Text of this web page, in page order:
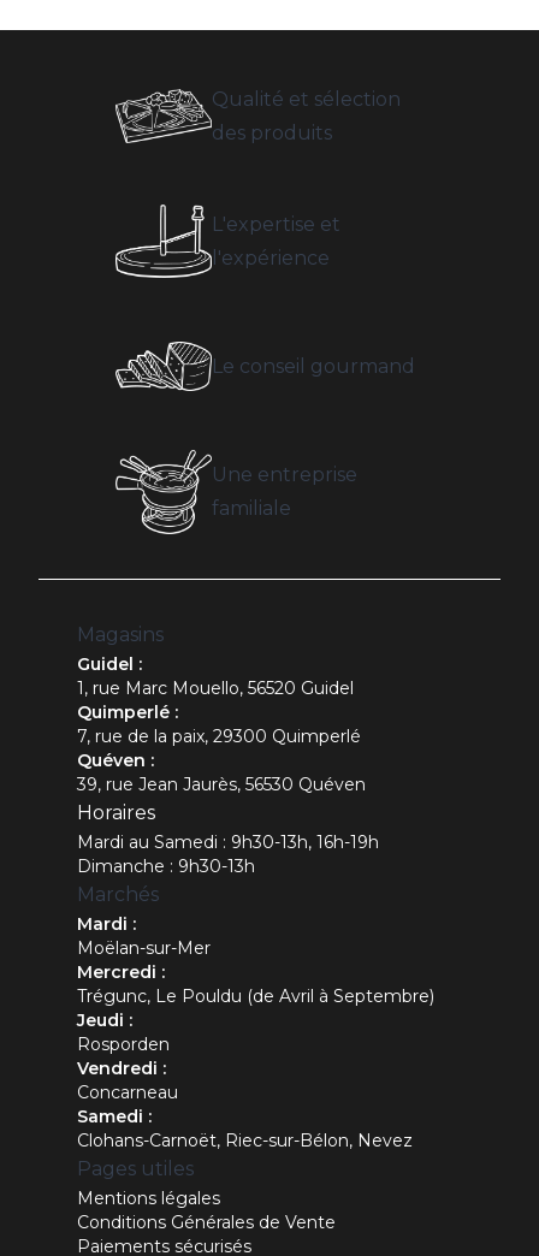
Qualité et sélection
des produits
L'expertise et
l'expérience
Le conseil gourmand
Une entreprise
familiale
Magasins
Guidel :
1, rue Marc Mouello, 56520 Guidel
Quimperlé :
7, rue de la paix, 29300 Quimperlé
Quéven :
39, rue Jean Jaurès, 56530 Quéven
Horaires
Mardi au Samedi : 9h30-13h, 16h-19h
Dimanche : 9h30-13h
Marchés
Mardi :
Moëlan-sur-Mer
Mercredi :
Trégunc, Le Pouldu (de Avril à Septembre)
Jeudi :
Rosporden
Vendredi :
Concarneau
Samedi :
Clohans-Carnoët, Riec-sur-Bélon, Nevez
Pages utiles
Mentions légales
Conditions Générales de Vente
Paiements sécurisés